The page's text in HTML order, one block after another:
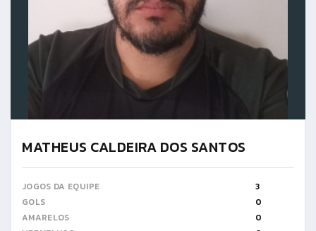
MATHEUS CALDEIRA DOS SANTOS
JOGOS DA EQUIPE
3
GOLS
0
AMARELOS
0